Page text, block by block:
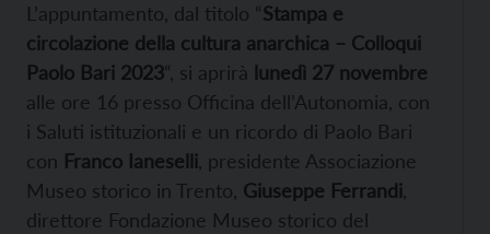
L’appuntamento, dal titolo “Stampa e
circolazione della cultura anarchica – Colloqui
Paolo Bari 2023“, si aprirà lunedì 27 novembre
alle ore 16 presso Officina dell’Autonomia, con
i Saluti istituzionali e un ricordo di Paolo Bari
con Franco Ianeselli , presidente Associazione
Museo storico in Trento, Giuseppe Ferrandi
direttore Fondazione Museo storico del